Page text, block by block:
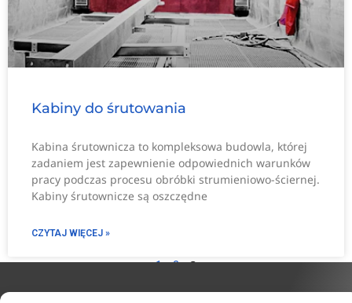
Kabiny do śrutowania
Kabina śrutownicza to kompleksowa budowla, której
zadaniem jest zapewnienie odpowiednich warunków
pracy podczas procesu obróbki strumieniowo-ściernej.
Kabiny śrutownicze są oszczędne
CZYTAJ WIĘCEJ »
1 2 3